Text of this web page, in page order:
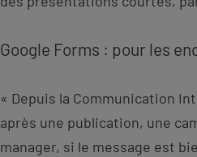
Google Forms : pour les
« Depuis la Communication
après une publication, une
manager, si le message est